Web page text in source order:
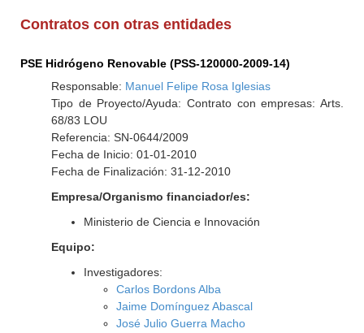
Contratos con otras entidades
PSE Hidrógeno Renovable (PSS-120000-2009-14)
Responsable: Manuel Felipe Rosa Iglesias
Tipo de Proyecto/Ayuda: Contrato con empresas: Arts.
68/83 LOU
Referencia: SN-0644/2009
Fecha de Inicio: 01-01-2010
Fecha de Finalización: 31-12-2010
Empresa/Organismo financiador/es:
Ministerio de Ciencia e Innovación
Equipo:
Investigadores:
Carlos Bordons Alba
Jaime Domínguez Abascal
José Julio Guerra Macho